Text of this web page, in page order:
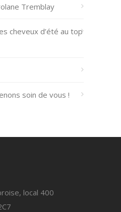
Tremblay
cheveux d’été au top
soin de vous !
local 400